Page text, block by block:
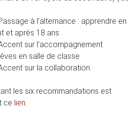
à l’alternance : apprendre en
et après 18 ans
sur l’accompagnement
en salle de classe
sur la collaboration
les six recommandations est
ce lien.